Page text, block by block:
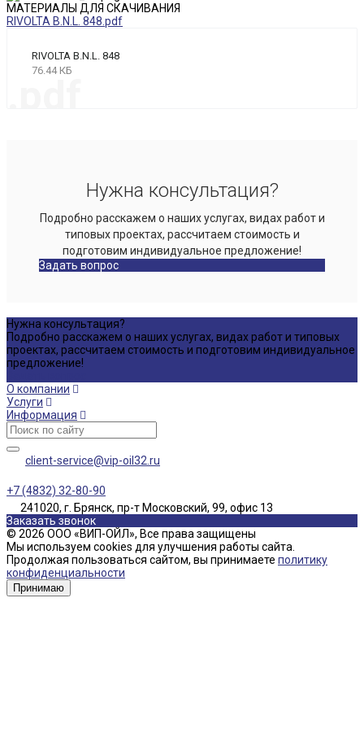
МАТЕРИАЛЫ ДЛЯ СКАЧИВАНИЯ
RIVOLTA B.N.L. 848.pdf
RIVOLTA B.N.L. 848
76.44 КБ
Нужна консультация?
Подробно расскажем о наших услугах, видах работ и
типовых проектах, рассчитаем стоимость и
подготовим индивидуальное предложение!
Задать вопрос
Нужна консультация?
Подробно расскажем о наших услугах, видах работ и типовых
проектах, рассчитаем стоимость и подготовим индивидуальное
предложение!
О компании
Услуги
Информация
client-service@vip-oil32.ru
+7 (4832) 32-80-90
241020, г. Брянск, пр-т Московский, 99, офис 13
Заказать звонок
© 2026 ООО «ВИП-ОЙЛ», Все права защищены
Мы используем cookies для улучшения работы сайта.
Продолжая пользоваться сайтом, вы принимаете политику
конфиденциальности
Принимаю